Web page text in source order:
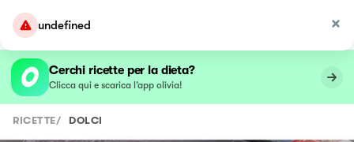
undefined
Cerchi ricette per la dieta?
Clicca qui e scarica l’app olivia!
RICETTE/ DOLCI